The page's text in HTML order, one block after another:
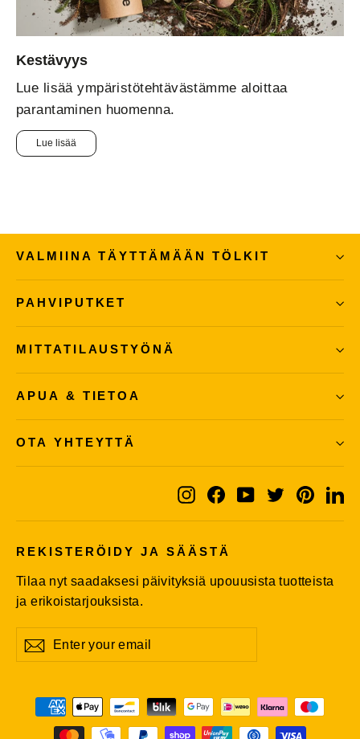
Kestävyys
Lue lisää ympäristötehtävästämme aloittaa
parantaminen huomenna.
Lue lisää
VALMIINA TÄYTTÄMÄÄN TÖLKIT
PAHVIPUTKET
MITTATILAUSTYÖNÄ
APUA & TIETOA
OTA YHTEYTTÄ
InstagramFacebook
YouTube
Twitter
REKISTERÖIDY JA SÄÄSTÄ
Tilaa nyt saadaksesi päivityksiä upouusista tuotteista
ja erikoistarjouksista.
your
Subscribe